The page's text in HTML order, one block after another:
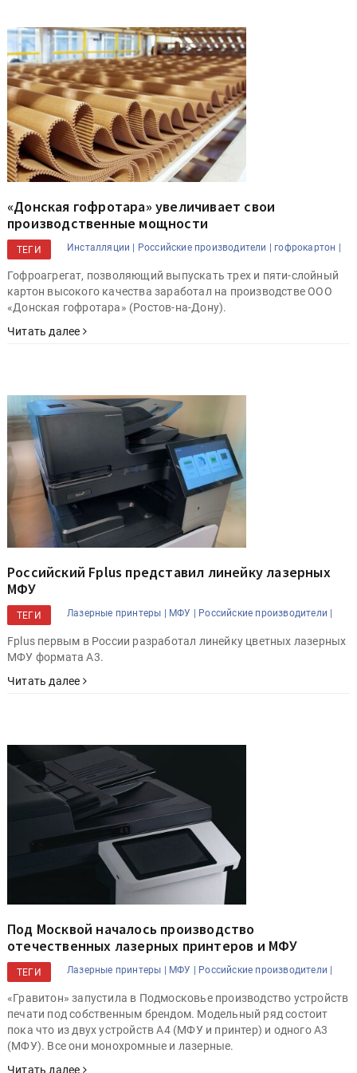
«Донская гофротара» увеличивает свои
производственные мощности
ТЕГИ Инсталляции | Российские производители | гофрокартон |
Гофроагрегат, позволяющий выпускать трех и пяти-слойный
картон высокого качества заработал на производстве ООО
«Донская гофротара» (Ростов-на-Дону).
Читать далее
Российский Fplus представил линейку лазерных
МФУ
ТЕГИ Лазерные принтеры | МФУ | Российские производители |
Fplus первым в России разработал линейку цветных лазерных
МФУ формата А3.
Читать далее
Под Москвой началось производство
отечественных лазерных принтеров и МФУ
ТЕГИ Лазерные принтеры | МФУ | Российские производители |
«Гравитон» запустила в Подмосковье производство устройств
печати под собственным брендом. Модельный ряд состоит
пока что из двух устройств А4 (МФУ и принтер) и одного А3
(МФУ). Все они монохромные и лазерные.
Читать далее